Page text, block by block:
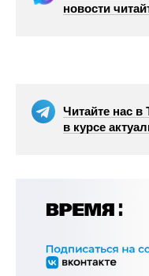
новости
Читайте нас
в курсе